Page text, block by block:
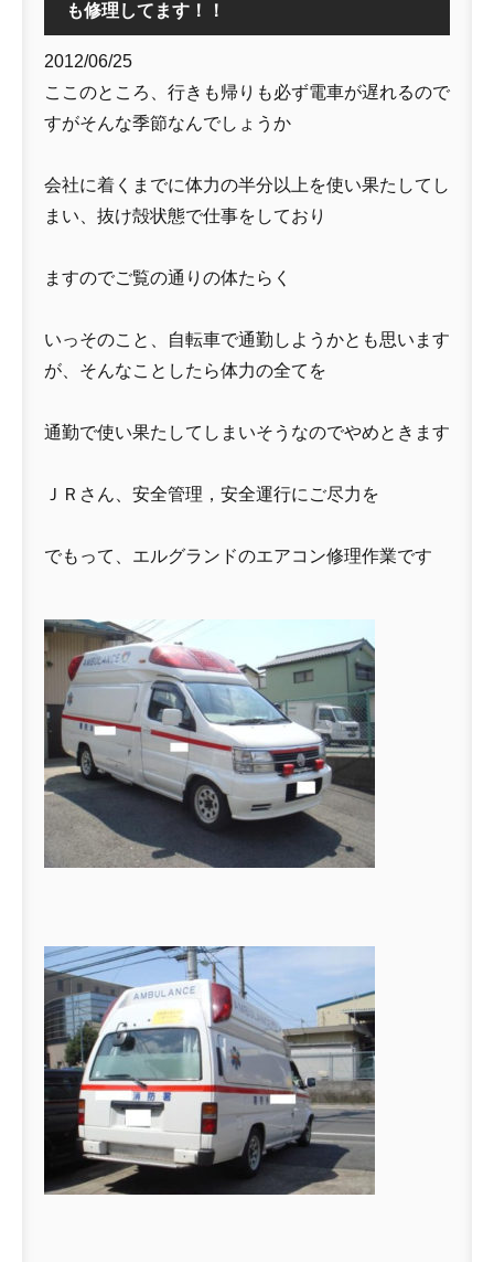
も修理してます！！
2012/06/25
ここのところ、行きも帰りも必ず電車が遅れるので
すがそんな季節なんでしょうか
会社に着くまでに体力の半分以上を使い果たしてし
まい、抜け殻状態で仕事をしており
ますのでご覧の通りの体たらく
いっそのこと、自転車で通勤しようかとも思います
が、そんなことしたら体力の全てを
通勤で使い果たしてしまいそうなのでやめときます
ＪＲさん、安全管理，安全運行にご尽力を
でもって、エルグランドのエアコン修理作業です